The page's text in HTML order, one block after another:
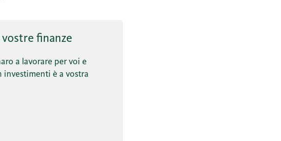
finanze
a lavorare per voi e
è a vostra